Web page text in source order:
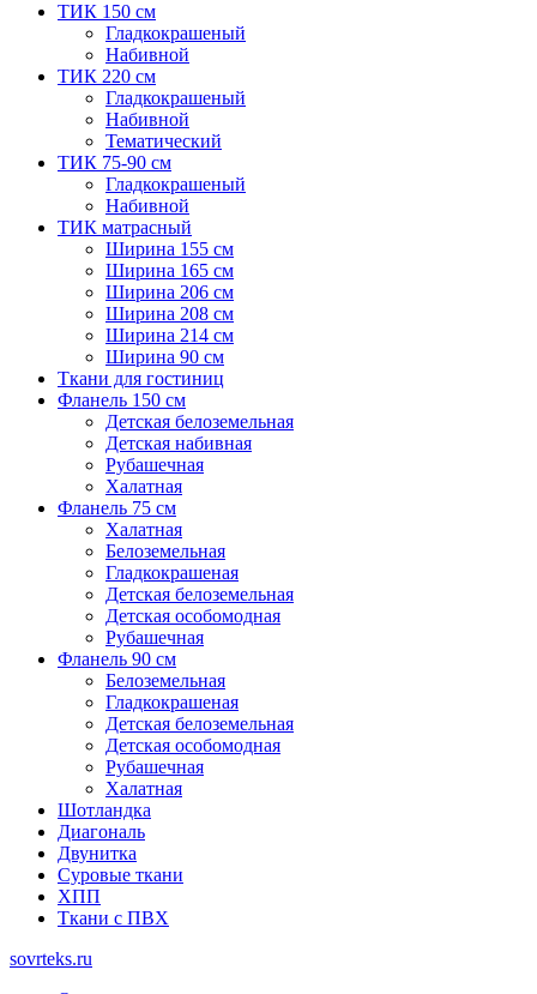
ТИК 150 см
Гладкокрашеный
Набивной
ТИК 220 см
Гладкокрашеный
Набивной
Тематический
ТИК 75-90 см
Гладкокрашеный
Набивной
ТИК матрасный
Ширина 155 см
Ширина 165 см
Ширина 206 см
Ширина 208 см
Ширина 214 см
Ширина 90 см
Ткани для гостиниц
Фланель 150 см
Детская белоземельная
Детская набивная
Рубашечная
Халатная
Фланель 75 см
Халатная
Белоземельная
Гладкокрашеная
Детская белоземельная
Детская особомодная
Рубашечная
Фланель 90 см
Белоземельная
Гладкокрашеная
Детская белоземельная
Детская особомодная
Рубашечная
Халатная
Шотландка
Диагональ
Двунитка
Суровые ткани
ХПП
Ткани с ПВХ
sovrteks.ru